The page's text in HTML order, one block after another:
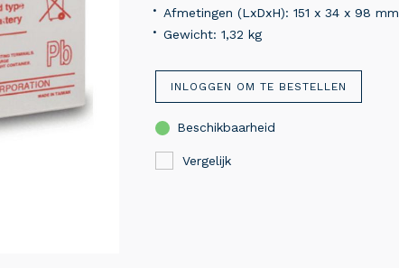
Afmetingen (LxDxH): 151 x 34 x 98 mm
Gewicht: 1,32 kg
INLOGGEN OM TE BESTELLEN
Beschikbaarheid
Vergelijk